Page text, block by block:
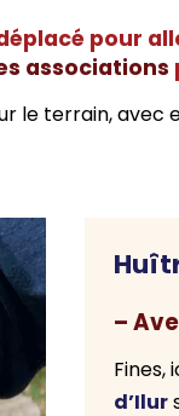
pour
associations
le terrain,
–
Fines,
d’Ilur